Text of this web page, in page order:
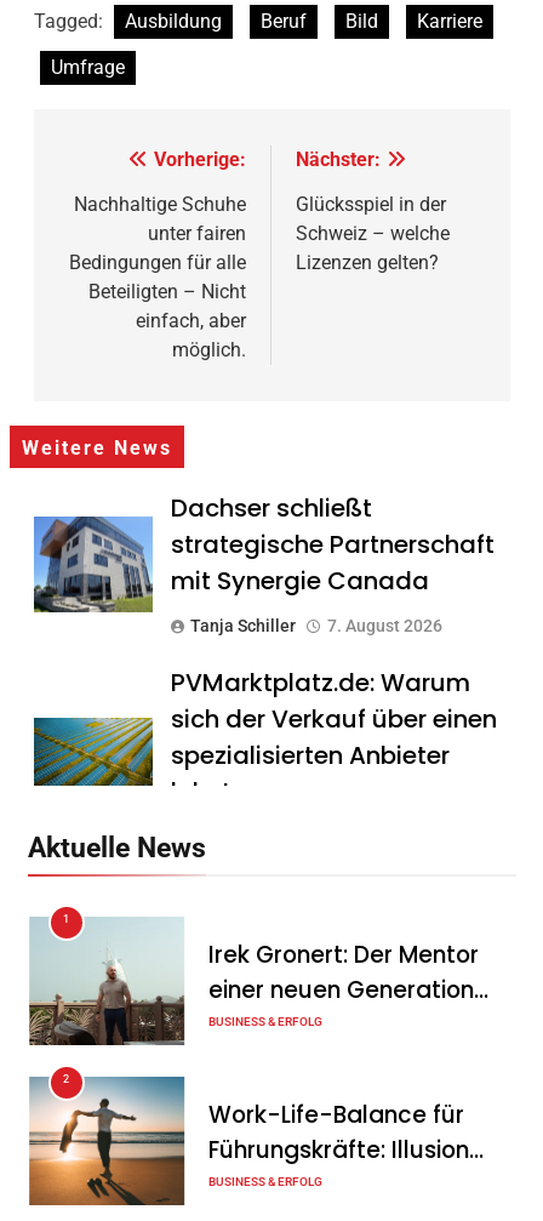
Tagged: Ausbildung Beruf Bild
Karriere
Umfrage
Beitragsnavigation
Vorherige:
Nachhaltige Schuhe
unter fairen
Bedingungen für alle
Beteiligten – Nicht
einfach, aber
möglich.
Nächster:
Glücksspiel in der
Schweiz – welche
Lizenzen gelten?
Weitere News
Dachser schließt
strategische Partnerschaft
mit Synergie Canada
Tanja Schiller 7. August 2026
PVMarktplatz.de: Warum
sich der Verkauf über einen
spezialisierten Anbieter
lohnt
Mitarbeitergespräch pro
Jahr nichts verändert – und
was stattdessen
Verbindlichkeit schafft
Tanja Schiller 7. August 2026
Wenn jede Minute zählt: Wie
Onboard-Kurier-Spezialist
Aktuelle News
1
Irek Gronert: Der Mentor
einer neuen Generation
von Unternehmern
BUSINESS & ERFOLG
2
Work-Life-Balance für
Führungskräfte: Illusion
oder echte Chance?
BUSINESS & ERFOLG